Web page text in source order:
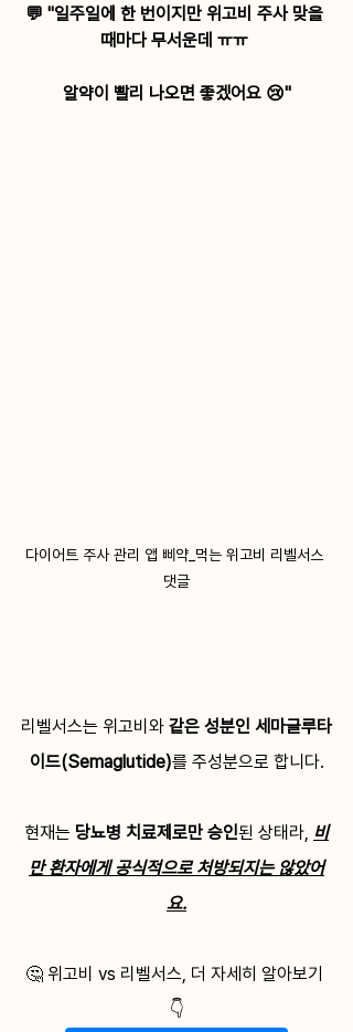
💬 "일주일에 한 번이지만 위고비 주사 맞을
때마다 무서운데 ㅠㅠ
알약이 빨리 나오면 좋겠어요 😢"
다이어트 주사 관리 앱 삐약_먹는 위고비 리벨서스
댓글
리벨서스는 위고비와 같은 성분인 세마글루타
이드(Semaglutide)를 주성분으로 합니다.
현재는 당뇨병 치료제로만 승인된 상태라, 비
만 환자에게 공식적으로 처방되지는 않았어
요.
🤔 위고비 vs 리벨서스, 더 자세히 알아보기
👇